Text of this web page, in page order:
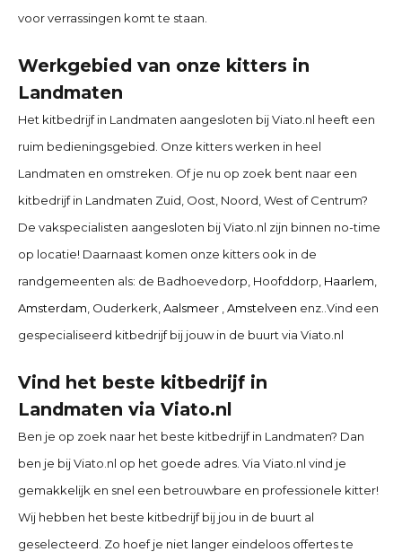
voor verrassingen komt te staan.
Werkgebied van onze kitters in
Landmaten
Het kitbedrijf in Landmaten aangesloten bij Viato.nl heeft een
ruim bedieningsgebied. Onze kitters werken in heel
Landmaten en omstreken. Of je nu op zoek bent naar een
kitbedrijf in Landmaten Zuid, Oost, Noord, West of Centrum?
De vakspecialisten aangesloten bij Viato.nl zijn binnen no-time
op locatie! Daarnaast komen onze kitters ook in de
randgemeenten als: de Badhoevedorp, Hoofddorp, Haarlem
Amsterdam , Ouderkerk, Aalsmeer Amstelveen enz.. Vind een
gespecialiseerd kitbedrijf bij jouw in de buurt via Viato.nl
Vind het beste kitbedrijf in
Landmaten via Viato.nl
Ben je op zoek naar het beste kitbedrijf in Landmaten? Dan
ben je bij Viato.nl op het goede adres. Via Viato.nl vind je
gemakkelijk en snel een betrouwbare en professionele kitter!
Wij hebben het beste kitbedrijf bij jou in de buurt al
geselecteerd. Zo hoef je niet langer eindeloos offertes te